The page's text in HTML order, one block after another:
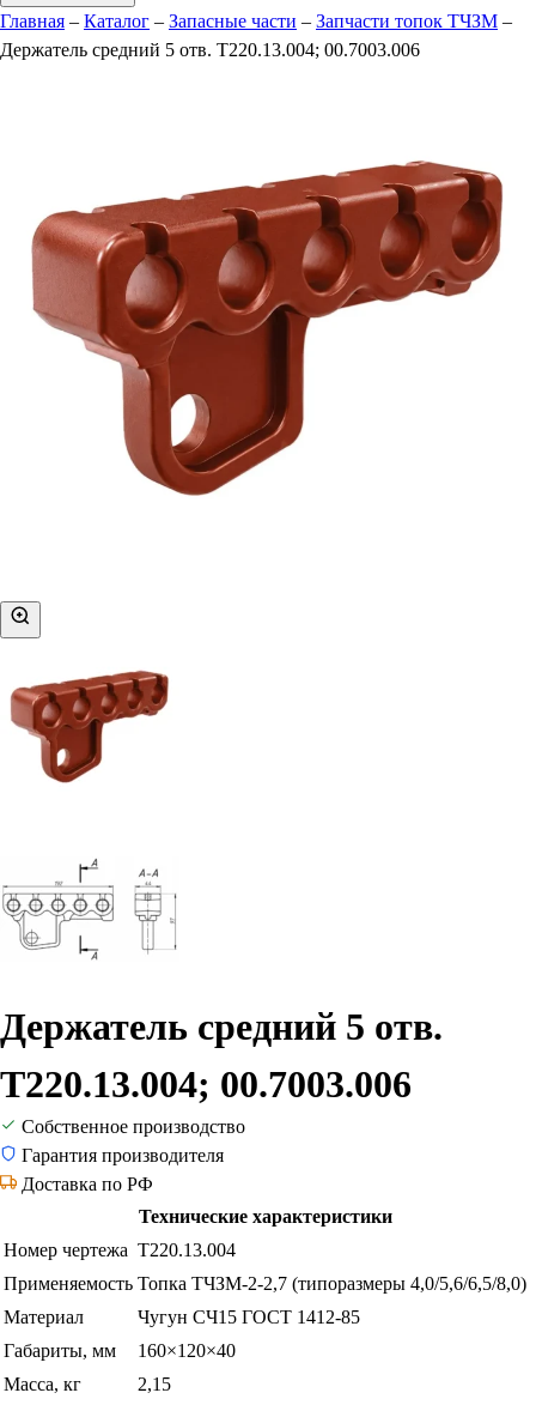
Главная – Каталог – Запасные части – Запчасти топок ТЧЗМ –
Держатель средний 5 отв. Т220.13.004; 00.7003.006
Держатель средний 5 отв.
Т220.13.004; 00.7003.006
Собственное производство
Гарантия производителя
Доставка по РФ
Технические характеристики
Номер чертежа Т220.13.004
Применяемость Топка ТЧЗМ-2-2,7 (типоразмеры 4,0/5,6/6,5/8,0)
Материал
Чугун СЧ15 ГОСТ 1412-85
Габариты, мм
160×120×40
Масса, кг
2,15